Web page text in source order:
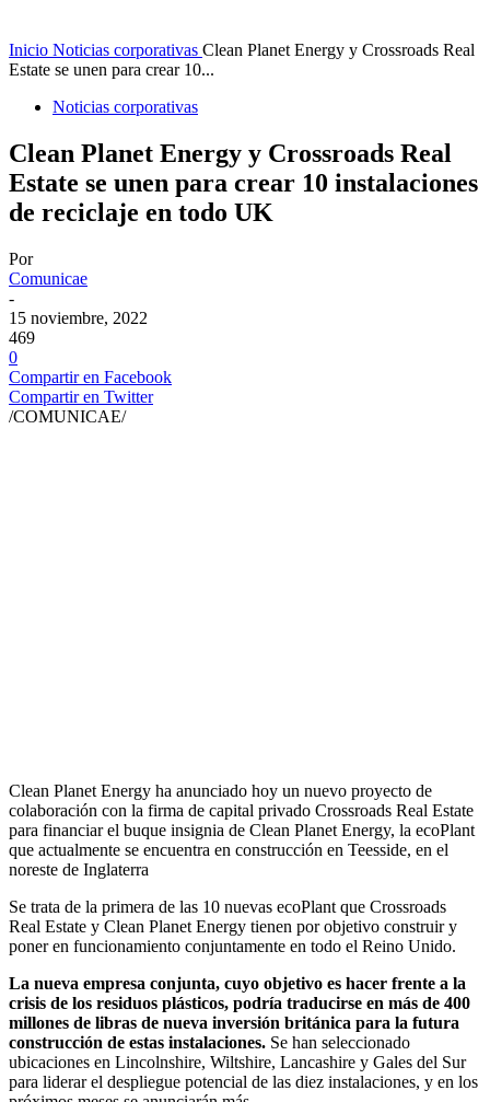
Inicio Noticias corporativas Clean Planet Energy y Crossroads Real
Estate se unen para crear 10...
Noticias corporativas
Clean Planet Energy y Crossroads Real
Estate se unen para crear 10 instalaciones
de reciclaje en todo UK
Por
Comunicae
-
15 noviembre, 2022
469
0
Compartir en Facebook
Compartir en Twitter
/COMUNICAE/
Clean Planet Energy ha anunciado hoy un nuevo proyecto de
colaboración con la firma de capital privado Crossroads Real Estate
para financiar el buque insignia de Clean Planet Energy, la ecoPlant
que actualmente se encuentra en construcción en Teesside, en el
noreste de Inglaterra
Se trata de la primera de las 10 nuevas ecoPlant que Crossroads
Real Estate y Clean Planet Energy tienen por objetivo construir y
poner en funcionamiento conjuntamente en todo el Reino Unido.
La nueva empresa conjunta, cuyo objetivo es hacer frente a la
crisis de los residuos plásticos, podría traducirse en más de 400
millones de libras de nueva inversión británica para la futura
construcción de estas instalaciones. Se han seleccionado
ubicaciones en Lincolnshire, Wiltshire, Lancashire y Gales del Sur
para liderar el despliegue potencial de las diez instalaciones, y en los